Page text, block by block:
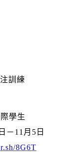
訓練
學生
－11月5日
8G6T